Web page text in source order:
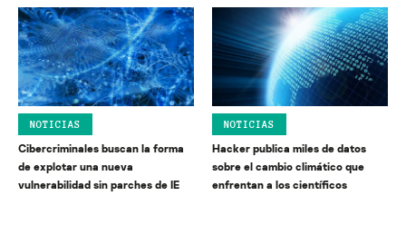
NOTICIAS
Cibercriminales buscan la forma
de explotar una nueva
vulnerabilidad sin parches de IE
NOTICIAS
Hacker publica miles de datos
sobre el cambio climático que
enfrentan a los científicos